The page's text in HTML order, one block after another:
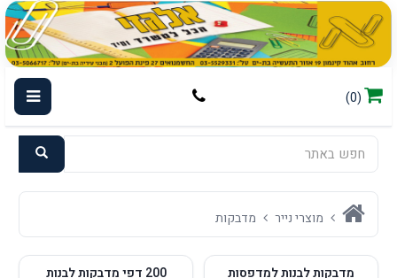
(0)
מוצרי נייר מדבקות
מדבקות לבנות למדפסות
200 דפי מדבקות לבנות